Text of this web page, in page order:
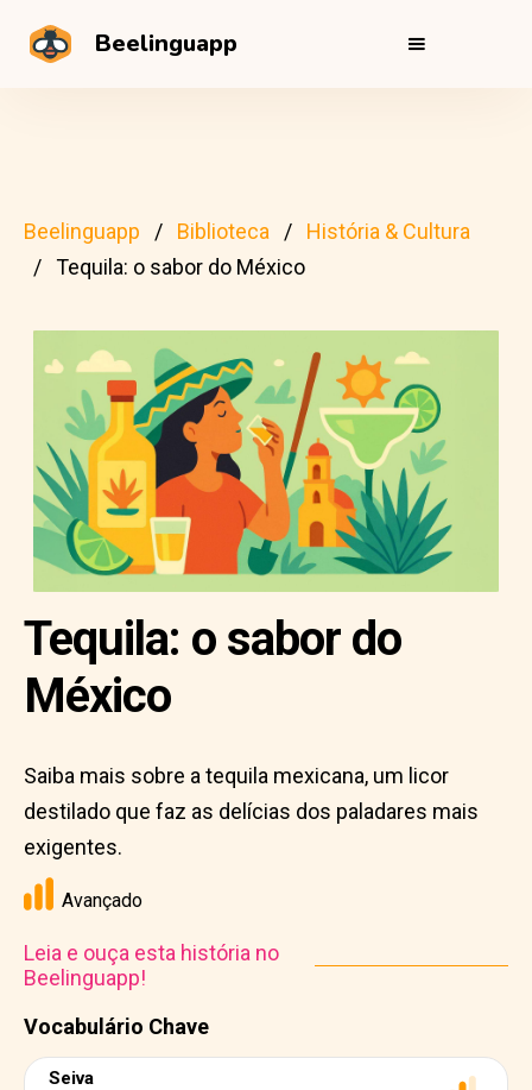
Beelinguapp
Beelinguapp Biblioteca
História & Cultura
Tequila: o sabor do México
Vocabulário Chave
Seiva
Tequila: o sabor do
México
Saiba mais sobre a tequila mexicana, um licor
destilado que faz as delícias dos paladares mais
exigentes.
Avançado
Leia e ouça esta história no
Beelinguapp!